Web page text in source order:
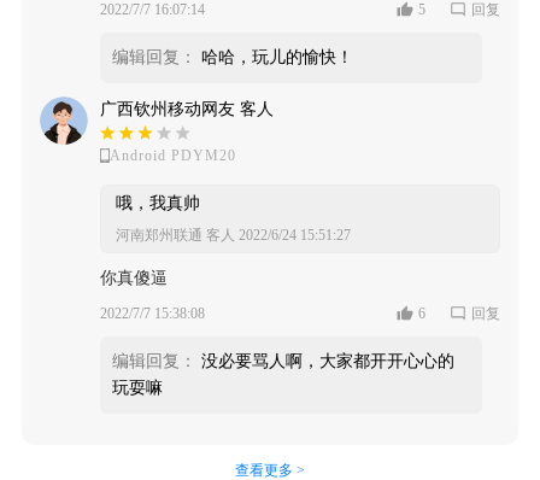
2022/7/7 16:07:14 5 回复
编辑回复： 哈哈，玩儿的愉快！
广西钦州移动网友 客人
Android PDYM20
哦，我真帅
河南郑州联通 客人 2022/6/24 15:51:27
你真傻逼
2022/7/7 15:38:08 6 回复
编辑回复：
没必要骂人啊，大家都开开心心的
玩耍嘛
查看更多 >